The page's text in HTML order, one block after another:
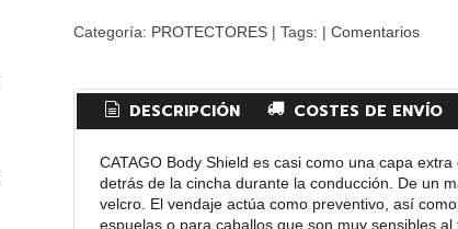
Categoría: PROTECTORES | Tags: | Comentarios
DESCRIPCIÓN COSTES DE ENVÍO
CATAGO Body Shield es casi como una capa
detrás de la cincha durante la conducción. De un
velcro. El vendaje actúa como preventivo, así
espuelas o para caballos que son muy sensibles